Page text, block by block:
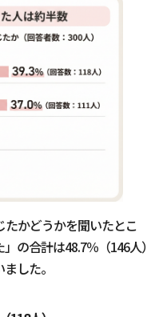
かどうかを聞いたとこ
の合計は48.7％（146人）
した。